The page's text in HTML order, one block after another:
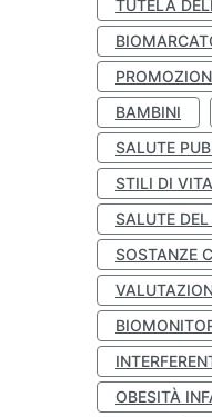
TUTELA
BAMBINI
SALUTE
STILI DI VITA
SALUTE
SOSTANZE
OBESITÀ